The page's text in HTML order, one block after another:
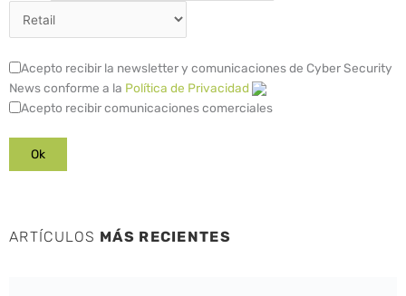
Acepto recibir la newsletter y comunicaciones de Cyber Security
News conforme a la Política de Privacidad
Acepto recibir comunicaciones comerciales
ARTÍCULOS MÁS RECIENTES